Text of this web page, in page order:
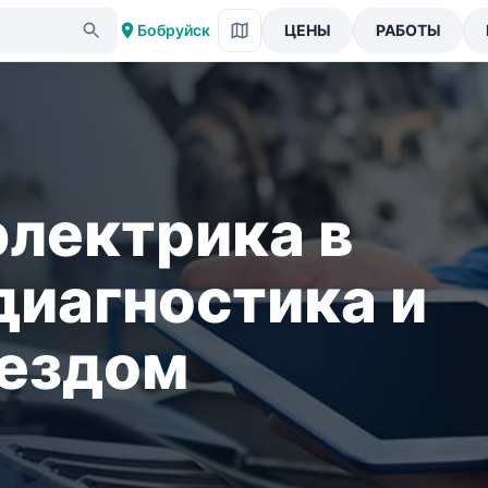
Бобруйск ЦЕНЫ РАБОТЫ
в
и